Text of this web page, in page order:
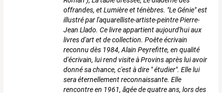
offrandes, et Lumière et ténèbres. "Le Génie" est
illustré par l'aquarelliste-artiste-peintre Pierre-
Jean Llado. Ce livre appartient aujourd'hui aux
livres d'art et de collection. Poète écrivain
reconnu dès 1984, Alain Peyrefitte, en qualité
d'écrivain, lui rend visite à Provins après lui avoir
donné sa chance, c'est à dire " étudier". Elle lui
sera éternellement reconnaissante. Elle
rencontre en 1961, âgée de quatre ans, lors des